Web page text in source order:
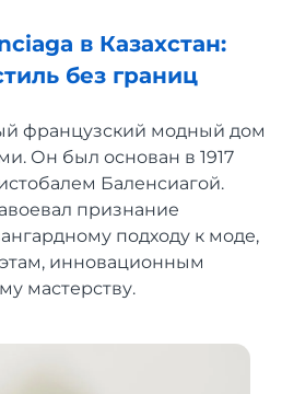
в Казахстан:
без границ
французский модный дом
Он был основан в 1917
Баленсиагой.
признание
подходу к моде,
инновационным
мастерству.